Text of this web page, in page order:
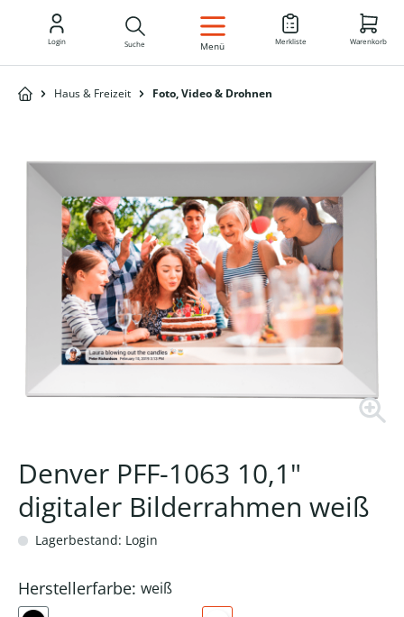
DE
Login Suche Menü Merkliste Warenkorb
Haus & Freizeit Foto, Video & Drohnen
Denver PFF-1063 10,1"
digitaler Bilderrahmen weiß
Lagerbestand: Login
Herstellerfarbe: weiß